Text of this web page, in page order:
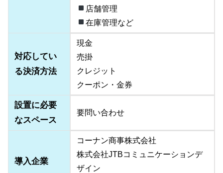
店舗管理
在庫管理など
対応してい
る決済方法
現金
売掛
クレジット
クーポン・金券
設置に必要
なスペース
要問い合わせ
導入企業
コーナン商事株式会社
株式会社JTBコミュニケーションデ
ザイン